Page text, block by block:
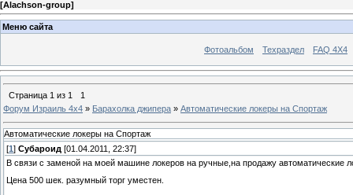
[Alachson-group]
Меню сайта
Фотоальбом Техраздел FAQ 4X4
Страница 1 из 1
1
Форум Израиль 4х4 » Барахолка джипера » Автоматические локеры на Спортаж
Автоматические локеры на Спортаж
[1] Субароид [01.04.2011, 22:37]
В связи с заменой на моей машине локеров на ручные,на продажу
Цена 500 шек. разумный торг уместен.